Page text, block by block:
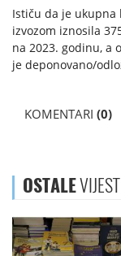
Ističu da je ukupna
izvozom iznosila
na 2023. godinu, a
je deponovano/
KOMENTARI (0)
OSTALE